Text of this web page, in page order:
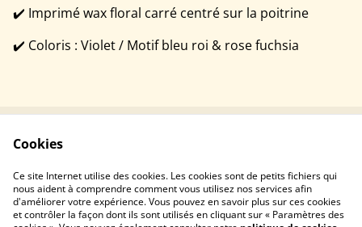
✔️ Imprimé wax floral carré centré sur la poitrine
✔️ Coloris : Violet / Motif bleu roi & rose fuchsia
Politique de
confidentialité
Politique de cookies
Cookies
Ce site Internet utilise des cookies. Les cookies sont de petits fichiers qui
nous aident à comprendre comment vous utilisez nos services afin
d'améliorer votre expérience. Vous pouvez en savoir plus sur ces cookies
et contrôler la façon dont ils sont utilisés en cliquant sur « Paramètres des